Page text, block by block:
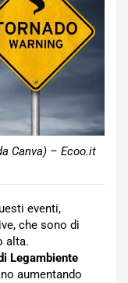
Canva) – Ecoo.it
eventi,
che sono di
alta.
Legambiente
aumentando